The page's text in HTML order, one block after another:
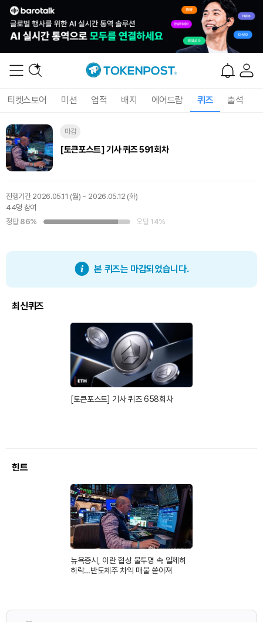
티켓스토어 미션 업적 배지 에어드랍 퀴즈 출석
마감
[토큰포스트] 기사 퀴즈 591회차
진행기간 2026.05.11 (월) ~ 2026.05.12 (화)
44명 참여
정답 86% 오답 14%
본 퀴즈는 마감되었습니다.
최신퀴즈
[토큰포스트] 기사 퀴즈 658회차
힌트
뉴욕증시, 이란 협상 불투명 속 일제히
하락…반도체주 차익 매물 쏟아져